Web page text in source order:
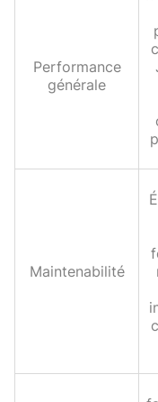
Performance
générale
Maintenabilité